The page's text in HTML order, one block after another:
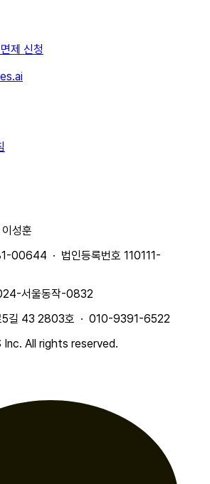
제 신청
성훈
00644 · 법인등록번호 110111-
서울동작-0832
5길 43 2803호 · 010-9391-6522
All rights reserved.